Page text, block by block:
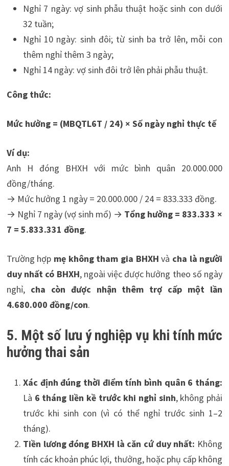
Nghỉ 7 ngày: vợ sinh phẫu thuật hoặc sinh con dưới
32 tuần;
Nghỉ 10 ngày: sinh đôi; từ sinh ba trở lên, mỗi con
thêm nghỉ thêm 3 ngày;
Nghỉ 14 ngày: vợ sinh đôi trở lên phải phẫu thuật.
Công thức:
Mức hưởng = (MBQTL6T / 24) × Số ngày nghỉ thực tế
Ví dụ:
Anh H đóng BHXH với mức bình quân 20.000.000
đồng/tháng.
→ Mức hưởng 1 ngày = 20.000.000 / 24 = 833.333 đồng.
→ Nghỉ 7 ngày (vợ sinh mổ) → Tổng hưởng = 833.333 ×
7 = 5.833.331 đồng.
Trường hợp mẹ không tham gia BHXH và cha là người
duy nhất có BHXH, ngoài việc được hưởng theo số ngày
nghỉ, cha còn được nhận thêm trợ cấp một lần
4.680.000 đồng/con.
5. Một số lưu ý nghiệp vụ khi tính mức
hưởng thai sản
Xác định đúng thời điểm tính bình quân 6 tháng:
Là 6 tháng liền kề trước khi nghỉ sinh, không phải
trước khi sinh con (vì có thể nghỉ trước sinh 1–2
tháng).
Tiền lương đóng BHXH là căn cứ duy nhất: Không
tính các khoản phúc lợi, thưởng, hoặc phụ cấp không